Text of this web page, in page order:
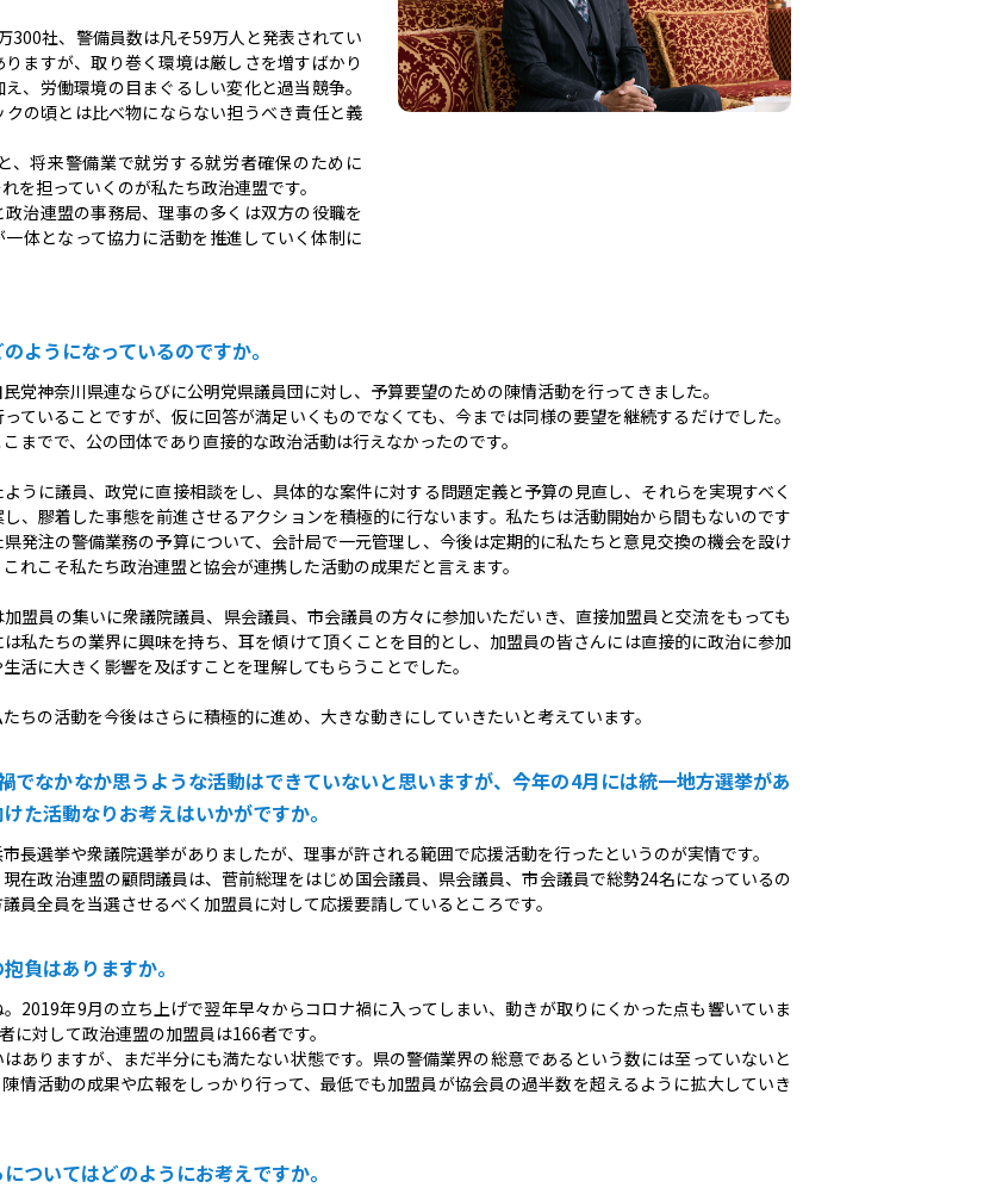
300社、警備員数は凡そ59万人と発表されてい
ますが、取り巻く環境は厳しさを増すばかり
、労働環境の目まぐるしい変化と過当競争。
の頃とは比べ物にならない担うべき責任と義
、将来警備業で就労する就労者確保のために
を担っていくのが私たち政治連盟です。
治連盟の事務局、理事の多くは双方の役職を
体となって協力に活動を推進していく体制に
ようになっているのですか。
党神奈川県連ならびに公明党県議員団に対し、予算要望のための陳情活動を行ってきました。
ていることですが、仮に回答が満足いくものでなくても、今までは同様の要望を継続するだけでした。
までで、公の団体であり直接的な政治活動は行えなかったのです。
うに議員、政党に直接相談をし、具体的な案件に対する問題定義と予算の見直し、それらを実現すべく
、膠着した事態を前進させるアクションを積極的に行ないます。私たちは活動開始から間もないのです
発注の警備業務の予算について、会計局で一元管理し、今後は定期的に私たちと意見交換の機会を設け
れこそ私たち政治連盟と協会が連携した活動の成果だと言えます。
盟員の集いに衆議院議員、県会議員、市会議員の方々に参加いただいき、直接加盟員と交流をもっても
私たちの業界に興味を持ち、耳を傾けて頂くことを目的とし、加盟員の皆さんには直接的に政治に参加
活に大きく影響を及ぼすことを理解してもらうことでした。
ちの活動を今後はさらに積極的に進め、大きな動きにしていきたいと考えています。
でなかなか思うような活動はできていないと思いますが、今年の4月には統一地方選挙があ
た活動なりお考えはいかがですか。
長選挙や衆議院選挙がありましたが、理事が許される範囲で応援活動を行ったというのが実情です。
在政治連盟の顧問議員は、菅前総理をはじめ国会議員、県会議員、市会議員で総勢24名になっているの
員全員を当選させるべく加盟員に対して応援要請しているところです。
負はありますか。
2019年9月の立ち上げで翌年早々からコロナ禍に入ってしまい、動きが取りにくかった点も響いていま
に対して政治連盟の加盟員は166者です。
ありますが、まだ半分にも満たない状態です。県の警備業界の総意であるという数には至っていないと
情活動の成果や広報をしっかり行って、最低でも加盟員が協会員の過半数を超えるように拡大していき
ついてはどのようにお考えですか。